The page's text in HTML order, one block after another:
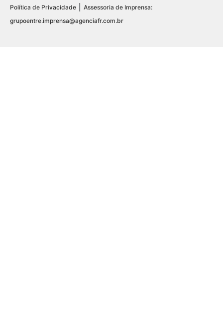
Política de Privacidade
Assessoria de Imprensa:
grupoentre.imprensa@agenciafr.com.br